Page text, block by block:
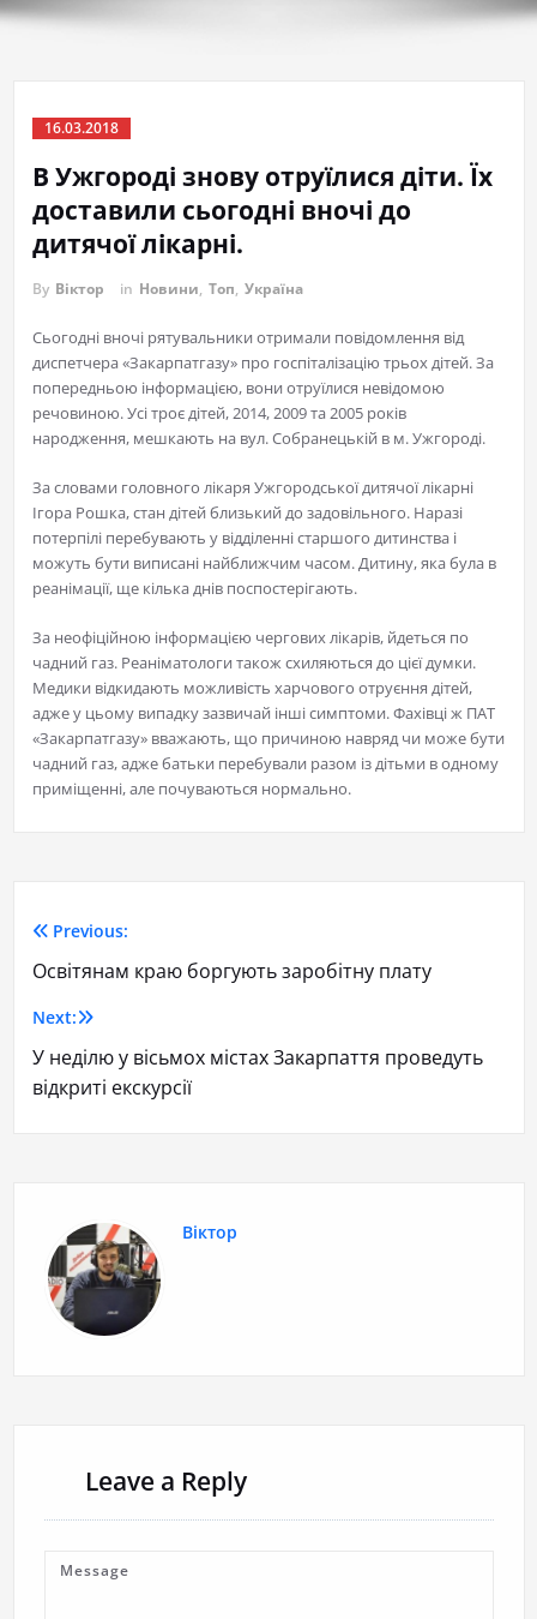
16.03.2018
В Ужгороді знову отруїлися діти. Їх
доставили сьогодні вночі до
дитячої лікарні.
By Віктор in Новини, Топ, Україна
Сьогодні вночі рятувальники отримали повідомлення від
диспетчера «Закарпатгазу» про госпіталізацію трьох дітей. За
попередньою інформацією, вони отруїлися невідомою
речовиною. Усі троє дітей, 2014, 2009 та 2005 років
народження, мешкають на вул. Собранецькій в м. Ужгороді.
За словами головного лікаря Ужгородської дитячої лікарні
Ігора Рошка, стан дітей близький до задовільного. Наразі
потерпілі перебувають у відділенні старшого дитинства і
можуть бути виписані найближчим часом. Дитину, яка була в
реанімації, ще кілька днів поспостерігають.
За неофіційною інформацією чергових лікарів, йдеться по
чадний газ. Реаніматологи також схиляються до цієї думки.
Медики відкидають можливість харчового отруєння дітей,
адже у цьому випадку зазвичай інші симптоми. Фахівці ж ПАТ
«Закарпатгазу» вважають, що причиною навряд чи може бути
чадний газ, адже батьки перебували разом із дітьми в одному
приміщенні, але почуваються нормально.
Previous:
Освітянам краю боргують заробітну плату
Next:
У неділю у вісьмох містах Закарпаття проведуть
відкриті екскурсії
Віктор
Leave a Reply